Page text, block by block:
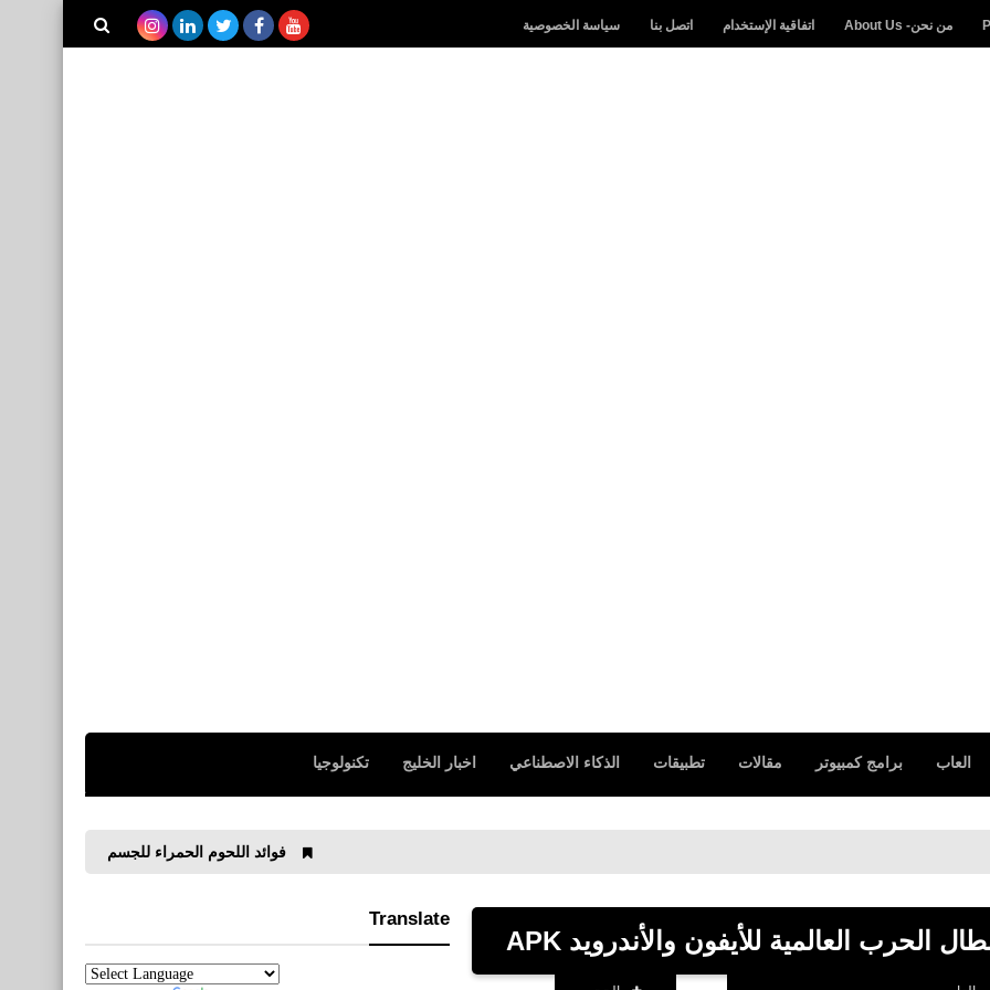
من نحن- About Us اتفاقية الإستخدام اتصل بنا سياسة الخصوصية
العاب برامج كمبيوتر مقالات تطبيقات الذكاء الاصطناعي اخبار الخليج تكنولوجيا
فوائد اللحوم الحمراء للجسم فوائد عصير
Translate